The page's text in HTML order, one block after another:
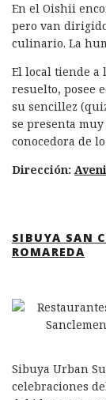
En el Oishii
pero van
culinario. La
El local tiende a
resuelto, posee
su sencillez
se presenta
conocedora de
Dirección:
SIBUYA SAN
ROMAREDA
Sibuya Urban
celebraciones